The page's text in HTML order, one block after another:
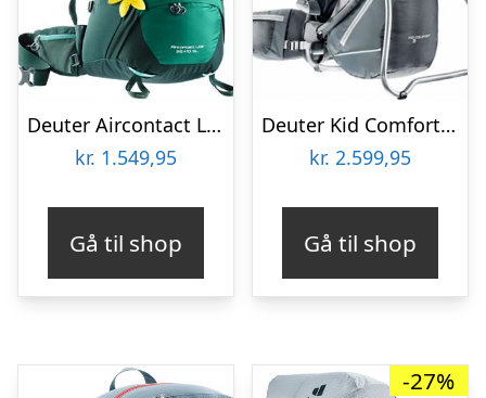
Deuter Aircontact Lite 35 – 10 SL
kr. 1.549,95
Gå til shop
Deuter Kid Comfort III
kr. 2.599,95
Gå til shop
-27%